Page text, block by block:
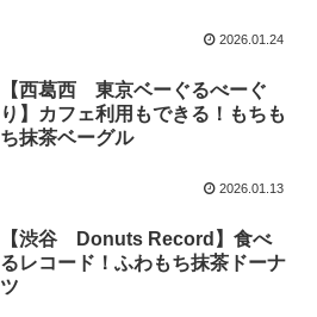
2026.01.24
【西葛西 東京ベーぐるべーぐ
り】カフェ利用もできる！もちも
ち抹茶ベーグル
2026.01.13
【渋谷 Donuts Record】食べ
るレコード！ふわもち抹茶ドーナ
ツ